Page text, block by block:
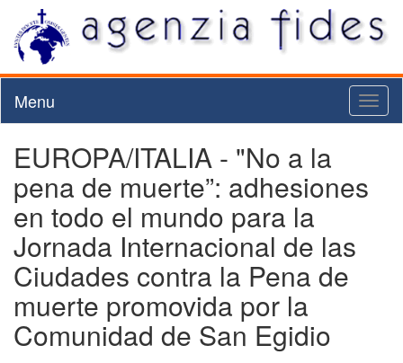
Menu
EUROPA/ITALIA - "No a la
pena de muerte”: adhesiones
en todo el mundo para la
Jornada Internacional de las
Ciudades contra la Pena de
muerte promovida por la
Comunidad de San Egidio